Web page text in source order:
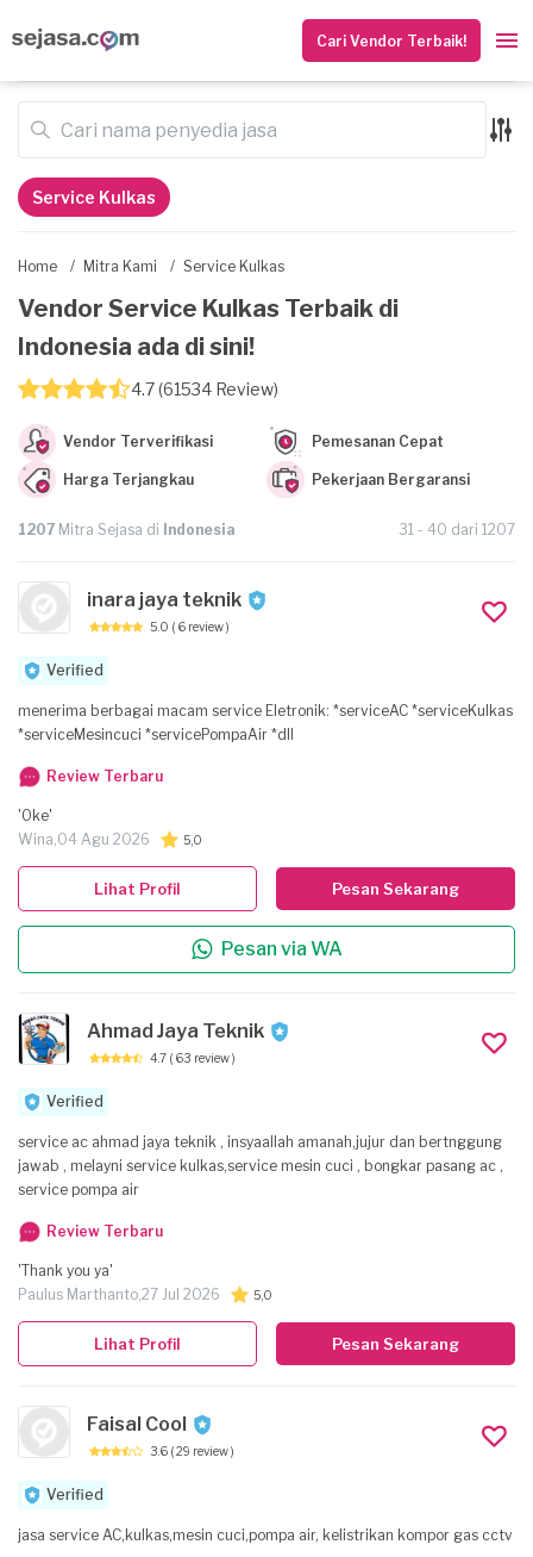
Cari Vendor Terbaik!
Home / Mitra Kami / Service Kulkas
Vendor Service Kulkas Terbaik di
Indonesia ada di sini!
4.7 (61534 Review)
Vendor Terverifikasi Pemesanan Cepat
Harga Terjangkau Pekerjaan Bergaransi
1207 Mitra Sejasa di Indonesia 31 - 40 dari 1207
Service Kulkas
inara jaya teknik
5.0 ( 6 review )
Verified
menerima berbagai macam service Eletronik: *serviceAC *serviceKulkas
*serviceMesincuci *servicePompaAir *dll
Review Terbaru
'Oke'
Wina,04 Agu 2026 5,0
Pesan Sekarang
Pesan via WA
Lihat Profil
Ahmad Jaya Teknik
4.7 ( 63 review )
Verified
service ac ahmad jaya teknik , insyaallah amanah,jujur dan bertnggung
jawab , melayni service kulkas,service mesin cuci , bongkar pasang ac ,
service pompa air
Review Terbaru
'Thank you ya'
Paulus Marthanto,27 Jul 2026 5,0
Pesan Sekarang
Lihat Profil
Faisal Cool
3.6 ( 29 review )
Verified
jasa service AC,kulkas,mesin cuci,pompa air, kelistrikan kompor gas cctv